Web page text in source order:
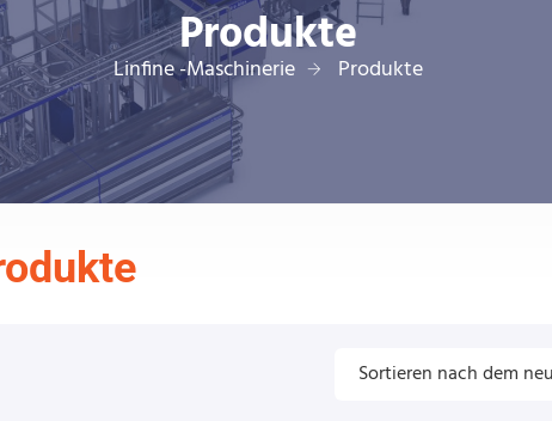
Produkte
Linfine -Maschinerie Produkte